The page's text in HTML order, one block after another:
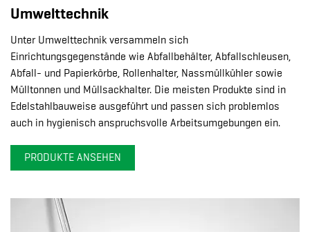
Umwelttechnik
Unter Umwelttechnik versammeln sich
Einrichtungsgegenstände wie Abfallbehälter, Abfallschleusen,
Abfall- und Papierkörbe, Rollenhalter, Nassmüllkühler sowie
Mülltonnen und Müllsackhalter. Die meisten Produkte sind in
Edelstahlbauweise ausgeführt und passen sich problemlos
auch in hygienisch anspruchsvolle Arbeitsumgebungen ein.
PRODUKTE ANSEHEN